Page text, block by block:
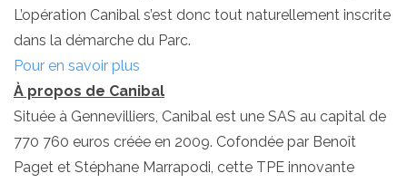
L’opération Canibal s’est donc tout naturellement inscrite
dans la démarche du Parc.
Pour en savoir plus
À propos de Canibal
Située à Gennevilliers, Canibal est une SAS au capital de
770 760 euros créée en 2009. Cofondée par Benoît
Paget et Stéphane Marrapodi, cette TPE innovante